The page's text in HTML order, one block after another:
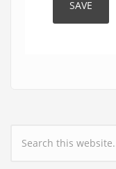
Search form